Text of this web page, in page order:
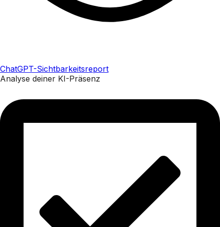
ChatGPT-Sichtbarkeitsreport
Analyse deiner KI-Präsenz